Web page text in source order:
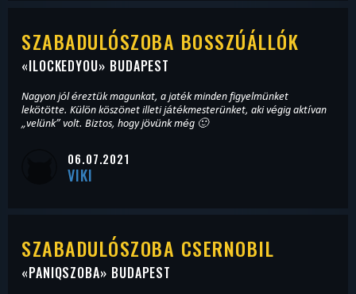
SZABADULÓSZOBA BOSSZÚÁLLÓK
«ILOCKEDYOU» BUDAPEST
Nagyon jól éreztük magunkat, a jaték minden figyelmünket
lekötötte. Külön köszönet illeti játékmesterünket, aki végig aktívan
„velünk” volt. Biztos, hogy jövünk még 🙂
06.07.2021
VIKI
SZABADULÓSZOBA CSERNOBIL
«PANIQSZOBA» BUDAPEST